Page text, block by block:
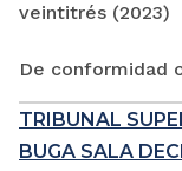
veintitrés (2023)
De conformidad
TRIBUNAL
BUGA SALA